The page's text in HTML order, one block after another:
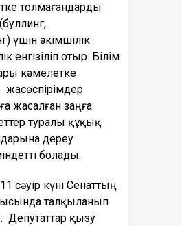
толмағандарды
үшін әкімшілік
енгізіліп отыр. Білім
кәмелетке
жасөспірімдер
жасалған заңға
туралы құқық
дереу
болады.
сәуір күні Сенаттың
талқыланып
Депутаттар қызу